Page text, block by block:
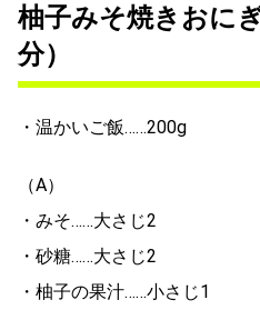
柚子みそ焼きおに
分）
・温かいご飯……200g
（A）
・みそ……大さじ2
・砂糖……大さじ2
・柚子の果汁……小さじ1